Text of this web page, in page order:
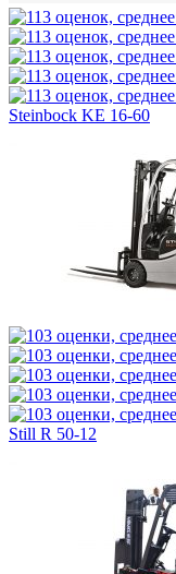
Steinbock KE 16-60
Still R 50-12